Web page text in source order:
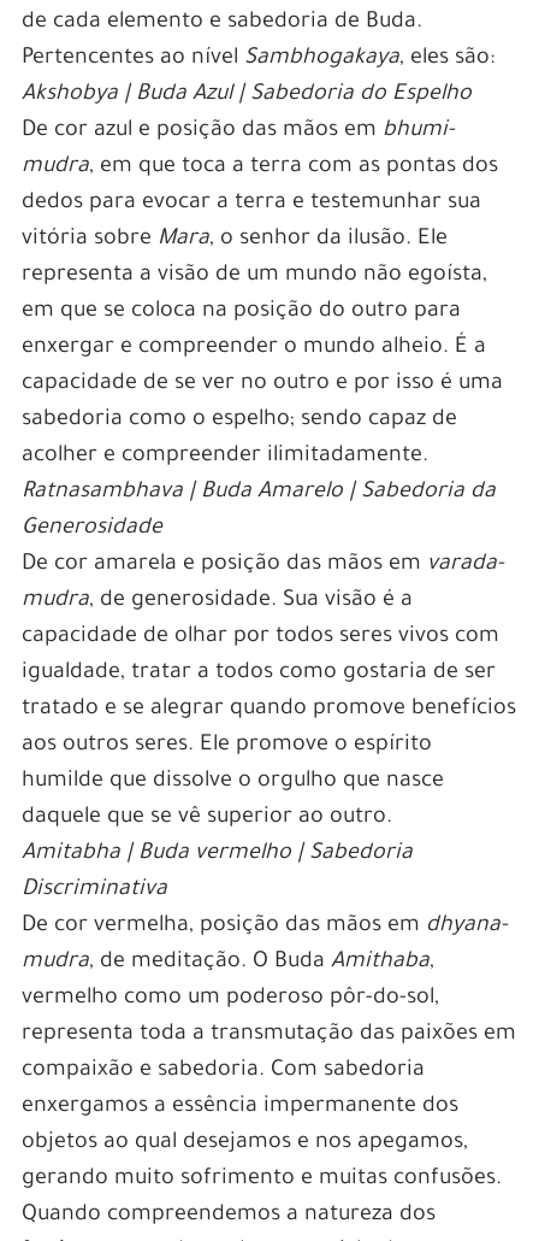
de cada elemento e sabedoria de Buda.
Pertencentes ao nível Sambhogakaya, eles são:
Akshobya | Buda Azul | Sabedoria do Espelho
De cor azul e posição das mãos em bhumi-
mudra, em que toca a terra com as pontas dos
dedos para evocar a terra e testemunhar sua
vitória sobre Mara, o senhor da ilusão. Ele
representa a visão de um mundo não egoísta,
em que se coloca na posição do outro para
enxergar e compreender o mundo alheio. É a
capacidade de se ver no outro e por isso é uma
sabedoria como o espelho; sendo capaz de
acolher e compreender ilimitadamente.
Ratnasambhava | Buda Amarelo | Sabedoria da
Generosidade
De cor amarela e posição das mãos em varada-
mudra, de generosidade. Sua visão é a
capacidade de olhar por todos seres vivos com
igualdade, tratar a todos como gostaria de ser
tratado e se alegrar quando promove benefícios
aos outros seres. Ele promove o espírito
humilde que dissolve o orgulho que nasce
daquele que se vê superior ao outro.
Amitabha | Buda vermelho | Sabedoria
Discriminativa
De cor vermelha, posição das mãos em dhyana-
mudra, de meditação. O Buda Amithaba,
vermelho como um poderoso pôr-do-sol,
representa toda a transmutação das paixões em
compaixão e sabedoria. Com sabedoria
enxergamos a essência impermanente dos
objetos ao qual desejamos e nos apegamos,
gerando muito sofrimento e muitas confusões.
Quando compreendemos a natureza dos